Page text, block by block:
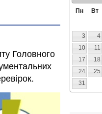
Головного
Пн Вт
3
4
10
11
17
18
24
25
31